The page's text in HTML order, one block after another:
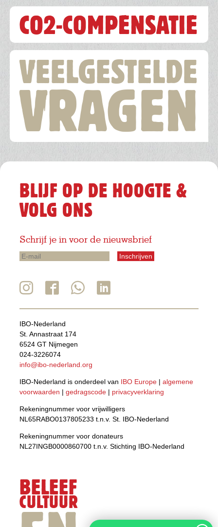
CO2-COMPENSATIE
VEELGESTELDE
VRAGEN
BLIJF OP DE HOOGTE &
VOLG ONS
Schrijf je in voor de nieuwsbrief
E-
IBO-Nederland
St. Annastraat 174
6524 GT Nijmegen
024-3226074
info@ibo-nederland.org
IBO-Nederland is onderdeel van IBO Europe | algemene
voorwaarden | gedragscode | privacyverklaring
Rekeningnummer voor vrijwilligers
NL65RABO0137805233 t.n.v. St. IBO-Nederland
Rekeningnummer voor donateurs
NL27INGB0000860700 t.n.v. Stichting IBO-Nederland
BELEEF
CULTUUR